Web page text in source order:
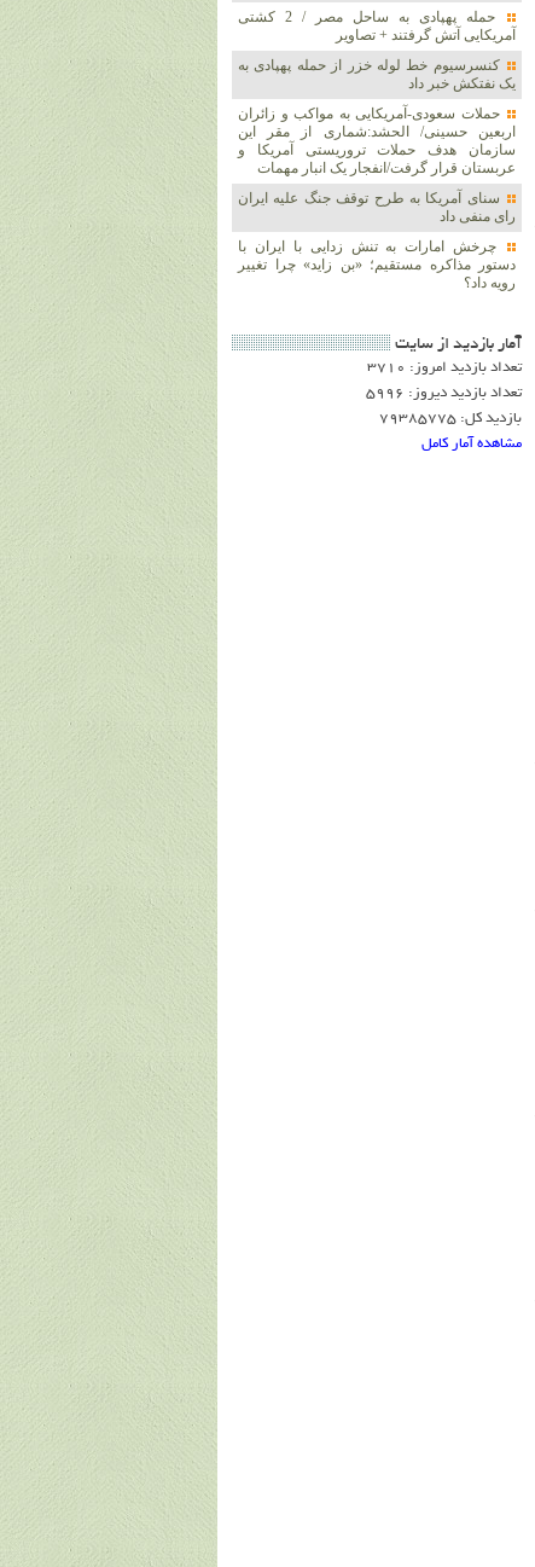
حمله پهپادی به ساحل مصر / 2 کشتی
آمریکایی آتش گرفتند + تصاویر
کنسرسیوم خط لوله خزر از حمله پهپادی به
یک نفتکش خبر داد
حملات سعودی-آمریکایی به مواکب و زائران
اربعین حسینی/ الحشد:شماری از مقر این
سازمان هدف حملات تروریستی آمریکا و
عربستان قرار گرفت/انفجار یک انبار مهمات
سنای آمریکا به طرح توقف جنگ علیه ایران
رای منفی داد
چرخش امارات به تنش زدایی با ایران با
دستور مذاکره مستقیم؛ «بن زاید» چرا تغییر
رویه داد؟
آمار بازديد از سايت
تعداد بازدید امروز: 3710
تعداد بازدید دیروز: 5996
بازدید کل: 79385775
مشاهده آمار کامل